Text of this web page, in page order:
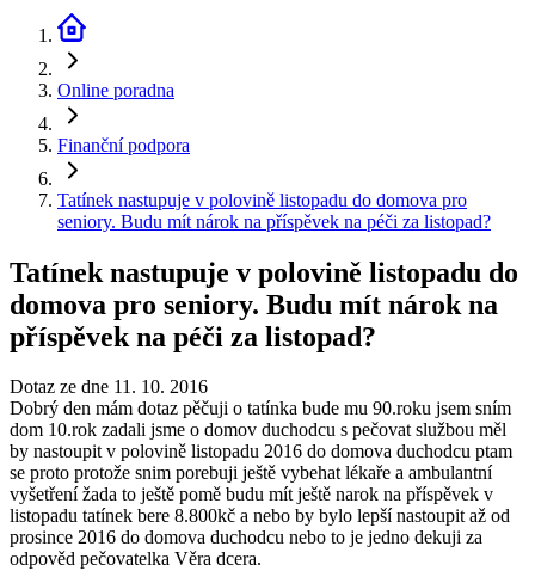
Online poradna
Finanční podpora
Tatínek nastupuje v polovině listopadu do domova pro
seniory. Budu mít nárok na příspěvek na péči za listopad?
Tatínek nastupuje v polovině listopadu do
domova pro seniory. Budu mít nárok na
příspěvek na péči za listopad?
Dotaz ze dne 11. 10. 2016
Dobrý den mám dotaz pěčuji o tatínka bude mu 90.roku jsem sním
dom 10.rok zadali jsme o domov duchodcu s pečovat službou měl
by nastoupit v polovině listopadu 2016 do domova duchodcu ptam
se proto protože snim porebuji ještě vybehat lékaře a ambulantní
vyšetření žada to ještě pomě budu mít ještě narok na příspěvek v
listopadu tatínek bere 8.800kč a nebo by bylo lepší nastoupit až od
prosince 2016 do domova duchodcu nebo to je jedno dekuji za
odpověd pečovatelka Věra dcera.